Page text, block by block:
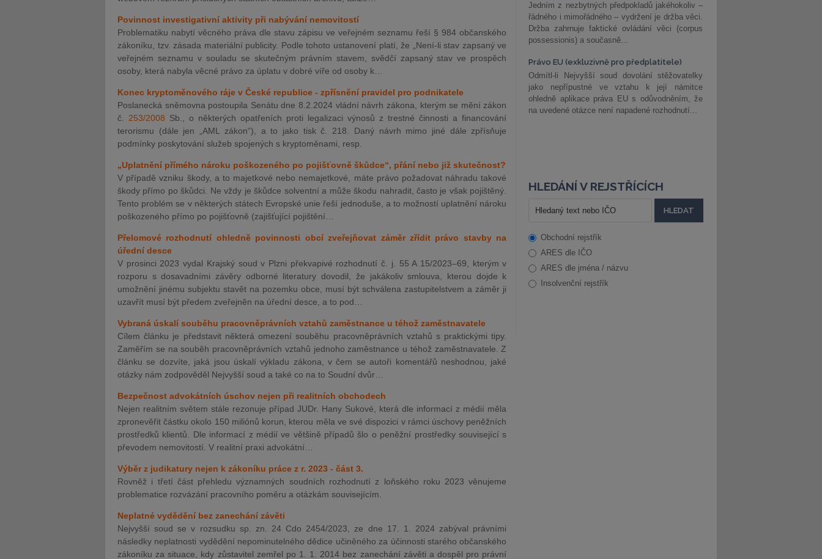
Povinnost investigativní aktivity při nabývání nemovitostí
Problematiku nabytí věcného práva dle stavu zápisu ve veřejném seznamu řeší § 984 občanského
zákoníku, tzv. zásada materiální publicity. Podle tohoto ustanovení platí, že „Není-li stav zapsaný ve
veřejném seznamu v souladu se skutečným právním stavem, svědčí zapsaný stav ve prospěch
osoby, která nabyla věcné právo za úplatu v dobré víře od osoby k…
Konec kryptoměnového ráje v České republice - zpřísnění pravidel pro podnikatele
Poslanecká sněmovna postoupila Senátu dne 8.2.2024 vládní návrh zákona, kterým se mění zákon
č. 253/2008 Sb., o některých opatřeních proti legalizaci výnosů z trestné činnosti a financování
terorismu (dále jen „AML zákon“), a to jako tisk č. 218. Daný návrh mimo jiné dále zpřísňuje
podmínky poskytování služeb spojených s kryptoměnami, resp.
„Uplatnění přímého nároku poškozeného po pojišťovně škůdce“, přání nebo již skutečnost?
V případě vzniku škody, a to majetkové nebo nemajetkové, máte právo požadovat náhradu takové
škody přímo po škůdci. Ne vždy je škůdce solventní a může škodu nahradit, často je však pojištěný.
Tento problém se v některých státech Evropské unie řeší jednoduše, a to možností uplatnění nároku
poškozeného přímo po pojišťovně (zajišťující pojištění…
Přelomové rozhodnutí ohledně povinnosti obcí zveřejňovat záměr zřídit právo stavby na
úřední desce
V prosinci 2023 vydal Krajský soud v Plzni překvapivé rozhodnutí č. j. 55 A 15/2023–69, kterým v
rozporu s dosavadními závěry odborné literatury dovodil, že jakákoliv smlouva, kterou dojde k
umožnění jinému subjektu stavět na pozemku obce, musí být schválena zastupitelstvem a záměr ji
uzavřít musí být předem zveřejněn na úřední desce, a to pod…
Vybraná úskalí souběhu pracovněprávních vztahů zaměstnance u téhož zaměstnavatele
Cílem článku je představit některá omezení souběhu pracovněprávních vztahů s praktickými tipy.
Zaměřím se na souběh pracovněprávních vztahů jednoho zaměstnance u téhož zaměstnavatele. Z
článku se dozvíte, jaká jsou úskalí výkladu zákona, v čem se autoři komentářů neshodnou, jaké
otázky nám zodpověděl Nejvyšší soud a také co na to Soudní dvůr…
Bezpečnost advokátních úschov nejen při realitních obchodech
Nejen realitním světem stále rezonuje případ JUDr. Hany Sukové, která dle informací z médií měla
zpronevěřit částku okolo 150 miliónů korun, kterou měla ve své dispozici v rámci úschovy peněžních
prostředků klientů. Dle informací z médií ve většině případů šlo o peněžní prostředky související s
převodem nemovitostí. V realitní praxi advokátní…
Výběr z judikatury nejen k zákoníku práce z r. 2023 - část 3.
Rovněž i třetí část přehledu významných soudních rozhodnutí z loňského roku 2023 věnujeme
problematice rozvázání pracovního poměru a otázkám souvisejícím.
Neplatné vydědění bez zanechání závěti
Nejvyšší soud se v rozsudku sp. zn. 24 Cdo 2454/2023, ze dne 17. 1. 2024 zabýval právními
následky neplatnosti vydědění nepominutelného dědice učiněného za účinnosti starého občanského
zákoníku za situace, kdy zůstavitel zemřel po 1. 1. 2014 bez zanechání závěti a dospěl pro právní
Jedním z nezbytných předpokladů jakéhokoliv –
řádného i mimořádného – vydržení je držba věci.
Držba zahrnuje faktické ovládání věci (corpus
possessionis) a současně...
Právo EU (exkluzivně pro předplatitele)
Odmítl-li Nejvyšší soud dovolání stěžovatelky
jako nepřípustné ve vztahu k její námitce
ohledně aplikace práva EU s odůvodněním, že
na uvedené otázce není napadené rozhodnutí...
HLEDÁNÍ V REJSTŘÍCÍCH
Obchodní rejstřík
ARES dle IČO
ARES dle jména / názvu
Insolvenční rejstřík